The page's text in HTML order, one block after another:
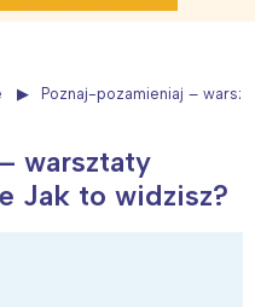
Poznaj-pozamieniaj –
warsztaty
Jak to widzisz?